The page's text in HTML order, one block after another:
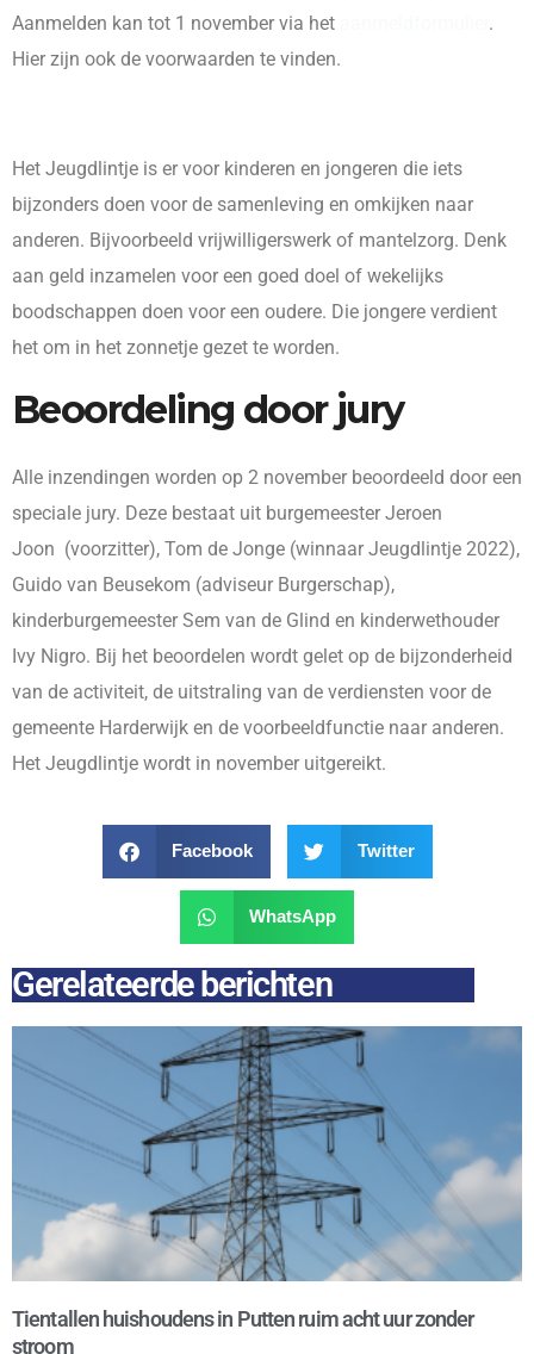
Aanmelden kan tot 1 november via het
.
Hier zijn ook de voorwaarden te vinden.
Het Jeugdlintje is er voor kinderen en jongeren die iets
bijzonders doen voor de samenleving en omkijken naar
anderen. Bijvoorbeeld vrijwilligerswerk of mantelzorg. Denk
aan geld inzamelen voor een goed doel of wekelijks
boodschappen doen voor een oudere. Die jongere verdient
het om in het zonnetje gezet te worden.
Beoordeling door jury
Alle inzendingen worden op 2 november beoordeeld door een
speciale jury. Deze bestaat uit burgemeester Jeroen
Joon (voorzitter), Tom de Jonge (winnaar Jeugdlintje 2022),
Guido van Beusekom (adviseur Burgerschap),
kinderburgemeester Sem van de Glind en kinderwethouder
Ivy Nigro. Bij het beoordelen wordt gelet op de bijzonderheid
van de activiteit, de uitstraling van de verdiensten voor de
gemeente Harderwijk en de voorbeeldfunctie naar anderen.
Het Jeugdlintje wordt in november uitgereikt.
Facebook Twitter
WhatsApp
Gerelateerde berichten
Tientallen huishoudens in Putten ruim acht uur zonder
stroom